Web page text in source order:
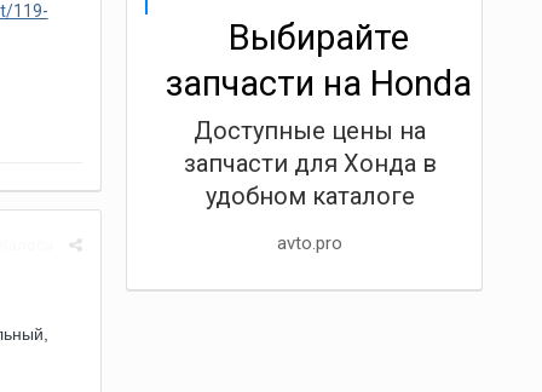
119-
Выбирайте
запчасти на Honda
Доступные цены на
запчасти для Хонда в
удобном каталоге
avto.pro